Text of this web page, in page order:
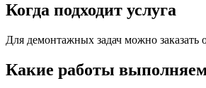
Когда подходит услуга
Для демонтажных задач можно
Какие работы